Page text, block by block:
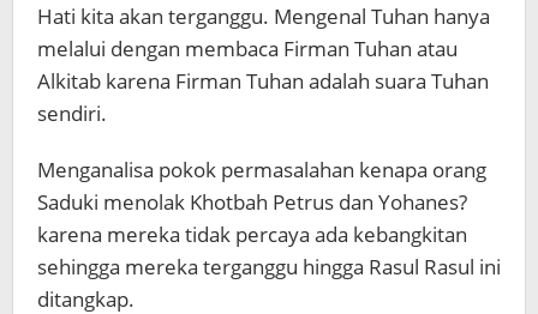
Hati kita akan terganggu. Mengenal Tuhan hanya
melalui dengan membaca Firman Tuhan atau
Alkitab karena Firman Tuhan adalah suara Tuhan
sendiri.
Menganalisa pokok permasalahan kenapa orang
Saduki menolak Khotbah Petrus dan Yohanes?
karena mereka tidak percaya ada kebangkitan
sehingga mereka terganggu hingga Rasul Rasul ini
ditangkap.